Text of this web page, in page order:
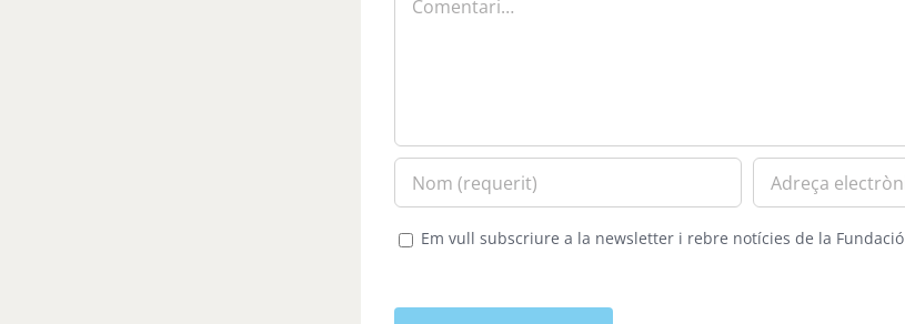
Em vull subscriure a la newsletter i rebre notícies de la Fundació